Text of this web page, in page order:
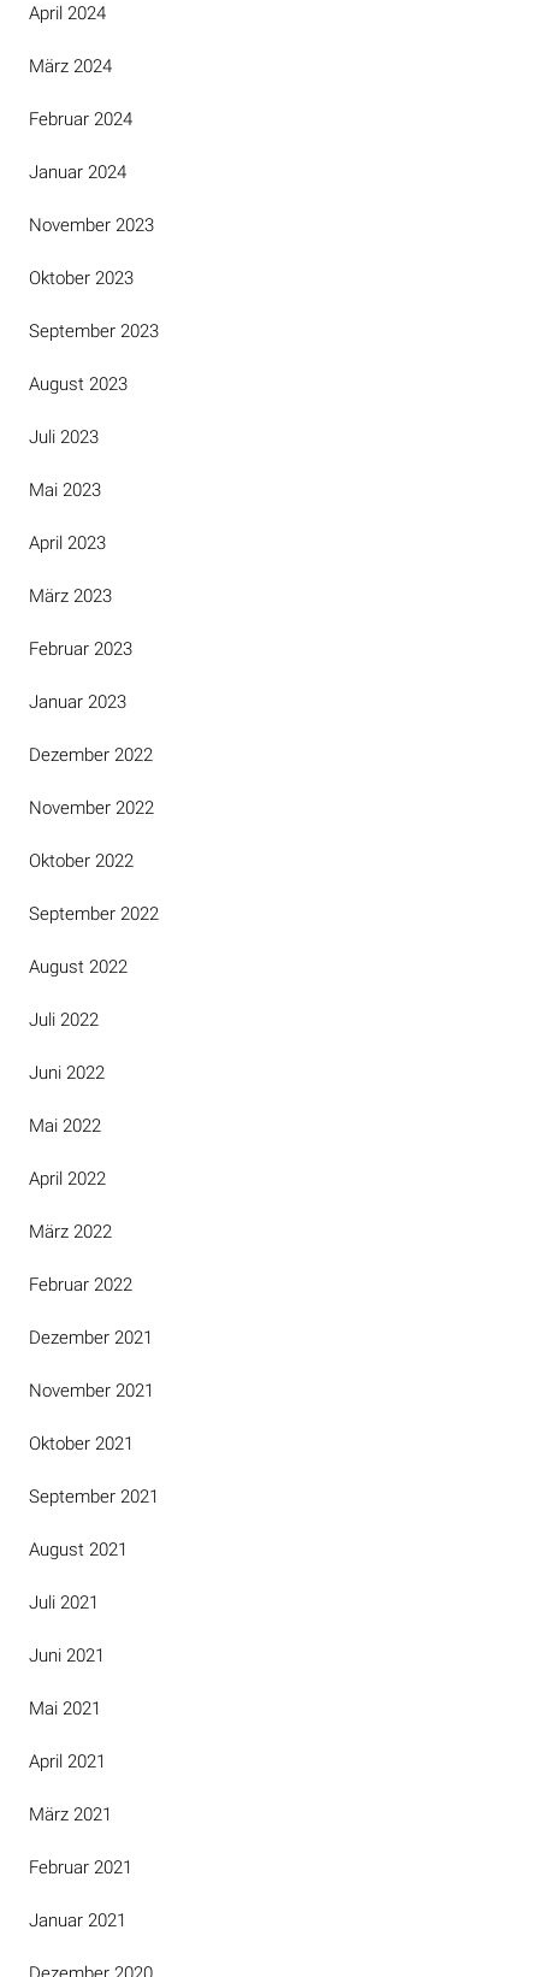
April 2024
März 2024
Februar 2024
Januar 2024
November 2023
Oktober 2023
September 2023
August 2023
Juli 2023
Mai 2023
April 2023
März 2023
Februar 2023
Januar 2023
Dezember 2022
November 2022
Oktober 2022
September 2022
August 2022
Juli 2022
Juni 2022
Mai 2022
April 2022
März 2022
Februar 2022
Dezember 2021
November 2021
Oktober 2021
September 2021
August 2021
Juli 2021
Juni 2021
Mai 2021
April 2021
März 2021
Februar 2021
Januar 2021